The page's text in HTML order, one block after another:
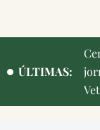
ÚLTIMAS: